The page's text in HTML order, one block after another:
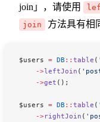
join」，请使用
join 方法具有相
$users = DB :: table (
    ->
leftJoin (
    ->
get ();
$users = DB :: table (
    ->
rightJoin (